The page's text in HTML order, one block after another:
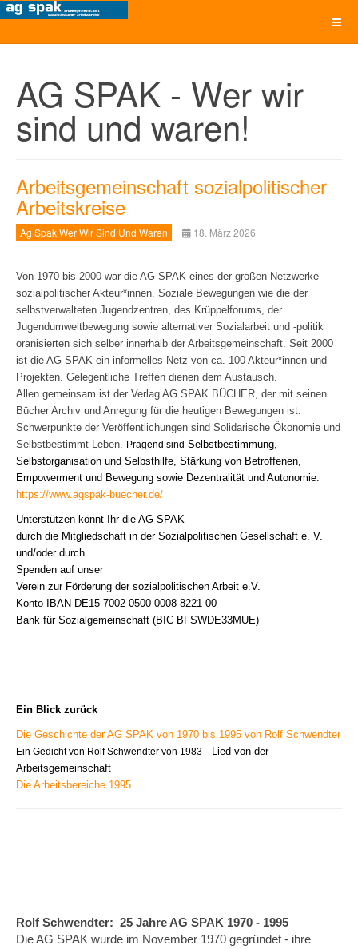
AG SPAK - Wer wir
sind und waren!
Arbeitsgemeinschaft sozialpolitischer
Arbeitskreise
Ag Spak Wer Wir Sind Und Waren 18. März 2026
Von 1970 bis 2000 war die AG SPAK eines der großen Netzwerke
sozialpolitischer Akteur*innen. Soziale Bewegungen wie die der
selbstverwalteten Jugendzentren, des Krüppelforums, der
Jugendumweltbewegung sowie alternativer Sozialarbeit und -politik
oranisierten sich selber innerhalb der Arbeitsgemeinschaft. Seit 2000
ist die AG SPAK ein informelles Netz von ca. 100 Akteur*innen und
Projekten. Gelegentliche Treffen dienen dem Austausch.
Allen gemeinsam ist der Verlag AG SPAK BÜCHER, der mit seinen
Bücher Archiv und Anregung für die heutigen Bewegungen ist.
Schwerpunkte der Veröffentlichungen sind Solidarische Ökonomie und
Selbstbestimmt Leben. Prägend sind Selbstbestimmung,
Selbstorganisation und Selbsthilfe, Stärkung von Betroffenen,
Empowerment und Bewegung sowie Dezentralität und Autonomie.
https://www.agspak-buecher.de/
Unterstützen könnt Ihr die AG SPAK
durch die Mitgliedschaft in der Sozialpolitischen Gesellschaft e. V.
und/oder durch
Spenden auf unser
Verein zur Förderung der sozialpolitischen Arbeit e.V.
Konto IBAN DE15 7002 0500 0008 8221 00
Bank für Sozialgemeinschaft (BIC BFSWDE33MUE)
Ein Blick zurück
Die Geschichte der AG SPAK von 1970 bis 1995 von Rolf Schwendter
Ein Gedicht von Rolf Schwendter von 1983 - Lied von der
Arbeitsgemeinschaft
Die Arbeitsbereiche 1995
Rolf Schwendter: 25 Jahre AG SPAK 1970 - 1995
Die AG SPAK wurde im November 1970 gegründet - ihre